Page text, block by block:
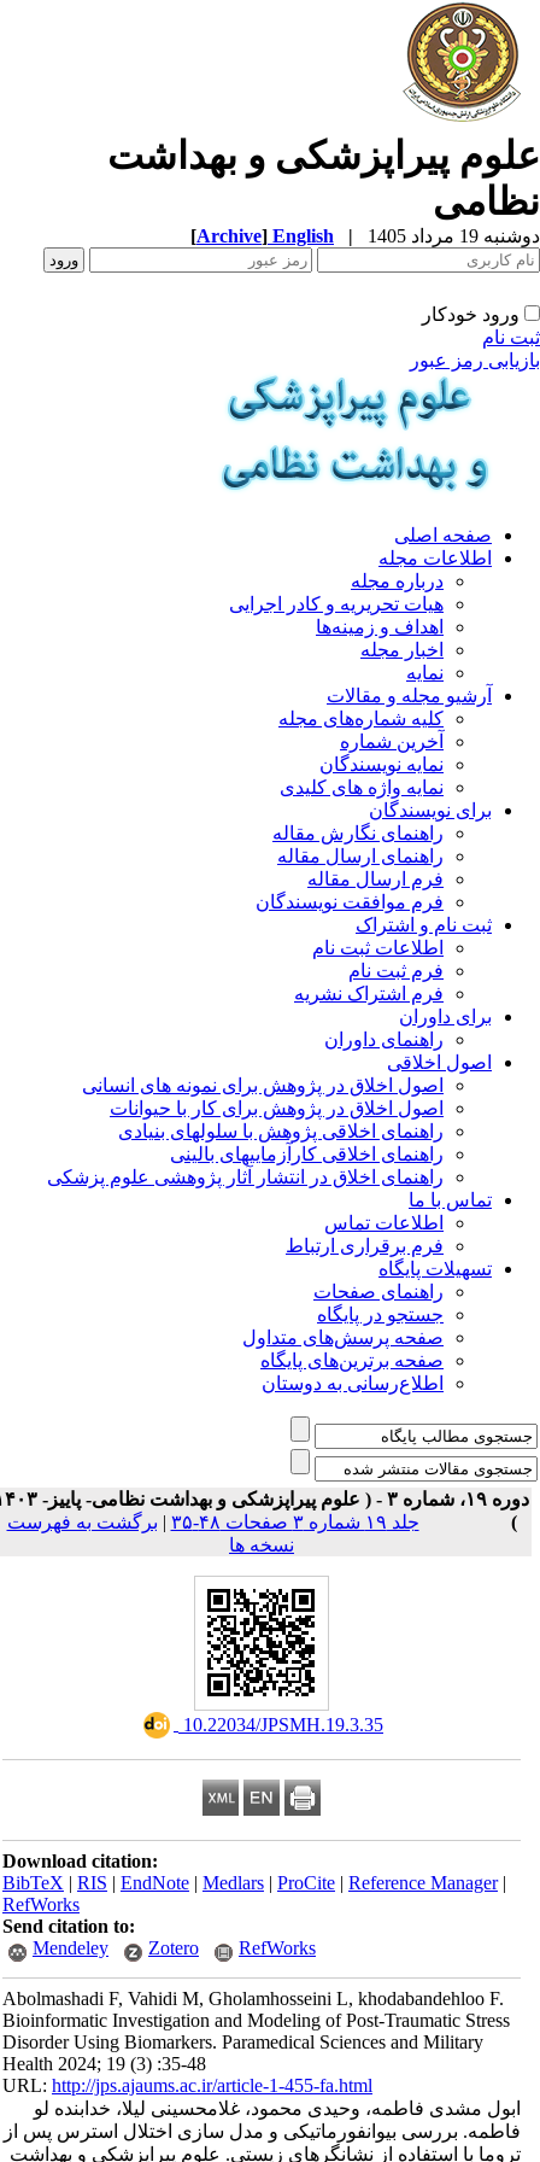
پیراپزشکی و بهداشت
19 مرداد 1405 |
English
[Archive]
ورود خودکار
نام
رمز عبور
صفحه اصلی
اطلاعات مجله
درباره مجله
هیات تحریریه و کادر اجرایی
اهداف و زمینه‌ها
اخبار مجله
نمایه
آرشیو مجله و مقالات
کلیه شماره‌های مجله
آخرین شماره
نمایه نویسندگان
نمایه واژه های کلیدی
برای نویسندگان
راهنمای نگارش مقاله
راهنمای ارسال مقاله
فرم ارسال مقاله
فرم موافقت نویسندگان
ثبت نام و اشتراک
اطلاعات ثبت نام
فرم ثبت نام
فرم اشتراک نشریه
برای داوران
راهنمای داوران
اصول اخلاقی
اصول اخلاق در پژوهش برای نمونه های انسانی
اصول اخلاق در پژوهش برای کار با حیوانات
راهنمای اخلاقی پژوهش با سلولهای بنیادی
راهنمای اخلاقی کارآزماییهای بالینی
راهنمای اخلاق در انتشار آثار پژوهشی علوم پزشکی
تماس با ما
اطلاعات تماس
فرم برقراری ارتباط
تسهیلات پایگاه
راهنمای صفحات
جستجو در پایگاه
صفحه پرسش‌های متداول
صفحه برترین‌های پایگاه
اطلاع‌رسانی به دوستان
دوره ۱۹، شماره ۳ - ( علوم پیراپزشکی و بهداشت نظامی- پاییز- ۱۴۰۳
جلد ۱۹ شماره ۳ صفحات ۴۸-۳۵ |برگشت به فهرست
نسخه ها
‎ 10.22034/JPSMH.19.3.35
Download citation:
BibTeX|RIS|EndNote|Medlars|ProCite|Reference Manager
RefWorks
Send citation to:
Mendeley
Zotero RefWorks
Abolmashadi F, Vahidi M, Gholamhosseini L, khodabandehloo F.
Bioinformatic Investigation and Modeling of Post-Traumatic Stress
Disorder Using Biomarkers. Paramedical Sciences and Military
Health 2024; 19 (3) :35-48
URL:http://jps.ajaums.ac.ir/article-1-455-fa.html
ابول مشدی فاطمه، وحیدی محمود، غلامحسینی لیلا، خدابنده لو
فاطمه. بررسی بیوانفورماتیکی و مدل سازی اختلال استرس پس از
تروما با استفاده از نشانگرهای زیستی. علوم پیراپزشکی و بهداشت